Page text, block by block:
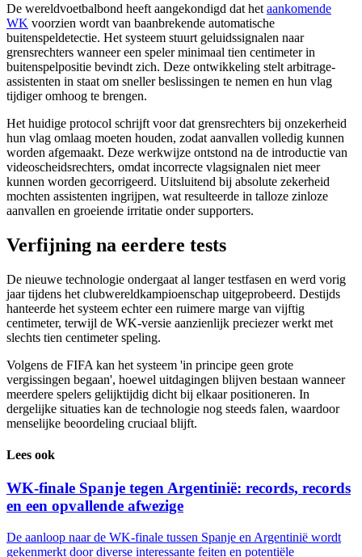
De wereldvoetbalbond heeft aangekondigd dat het aankomende
WK voorzien wordt van baanbrekende automatische
buitenspeldetectie. Het systeem stuurt geluidssignalen naar
grensrechters wanneer een speler minimaal tien centimeter in
buitenspelpositie bevindt zich. Deze ontwikkeling stelt arbitrage-
assistenten in staat om sneller beslissingen te nemen en hun vlag
tijdiger omhoog te brengen.
Het huidige protocol schrijft voor dat grensrechters bij onzekerheid
hun vlag omlaag moeten houden, zodat aanvallen volledig kunnen
worden afgemaakt. Deze werkwijze ontstond na de introductie van
videoscheidsrechters, omdat incorrecte vlagsignalen niet meer
kunnen worden gecorrigeerd. Uitsluitend bij absolute zekerheid
mochten assistenten ingrijpen, wat resulteerde in talloze zinloze
aanvallen en groeiende irritatie onder supporters.
Verfijning na eerdere tests
De nieuwe technologie ondergaat al langer testfasen en werd vorig
jaar tijdens het clubwereldkampioenschap uitgeprobeerd. Destijds
hanteerde het systeem echter een ruimere marge van vijftig
centimeter, terwijl de WK-versie aanzienlijk preciezer werkt met
slechts tien centimeter speling.
Volgens de FIFA kan het systeem 'in principe geen grote
vergissingen begaan', hoewel uitdagingen blijven bestaan wanneer
meerdere spelers gelijktijdig dicht bij elkaar positioneren. In
dergelijke situaties kan de technologie nog steeds falen, waardoor
menselijke beoordeling cruciaal blijft.
Lees ook
WK-finale Spanje tegen Argentinië: records, records
en een opvallende afwezige
De aanloop naar de WK-finale tussen Spanje en Argentinië wordt
gekenmerkt door diverse interessante feiten en potentiële